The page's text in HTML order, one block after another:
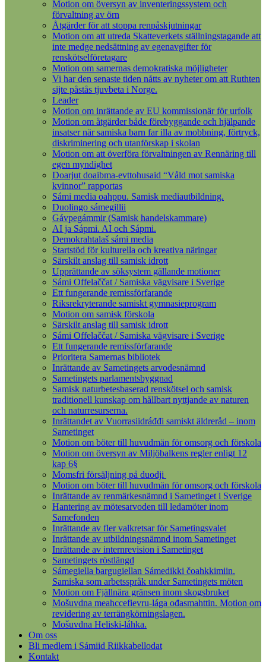
Motion om översyn av inventeringssystem och
förvaltning av örn
Åtgärder för att stoppa renpåskjutningar
Motion om att utreda Skatteverkets ställningstagande att
inte medge nedsättning av egenavgifter för
renskötselföretagare
Motion om samernas demokratiska möjligheter
Vi har den senaste tiden nåtts av nyheter om att Ruthten
sijte påstås tjuvbeta i Norge.
Leader
Motion om inrättande av EU kommissionär för urfolk
Motion om åtgärder både förebyggande och hjälpande
insatser när samiska barn far illa av mobbning, förtryck,
diskriminering och utanförskap i skolan
Motion om att överföra förvaltningen av Rennäring till
egen myndighet
Doarjut doaibma-evttohusaid “Våld mot samiska
kvinnor” rapportas
Sámi media oahppu. Samisk mediautbildning.
Duolingo sámegillii
Gávpegámmir (Samisk handelskammare)
AI ja Sápmi. AI och Sápmi.
Demokrahtalaš sámi media
Startstöd för kulturella och kreativa näringar
Särskilt anslag till samisk idrott
Upprättande av söksystem gällande motioner
Sámi Offelaččat / Samiska vägvisare i Sverige
Ett fungerande remissförfarande
Riksrekryterande samiskt gymnasieprogram
Motion om samisk förskola
Särskilt anslag till samisk idrott
Sámi Offelaččat / Samiska vägvisare i Sverige
Ett fungerande remissförfarande
Prioritera Samernas bibliotek
Inrättande av Sametingets arvodesnämnd
Sametingets parlamentsbyggnad
Samisk naturbetesbaserad renskötsel och samisk
traditionell kunskap om hållbart nyttjande av naturen
och naturresurserna.
Inrättandet av Vuorrasiidráđđi samiskt äldreråd – inom
Sametinget
Motion om böter till huvudmän för omsorg och förskola
Motion om översyn av Miljöbalkens regler enligt 12
kap 6§
Momsfri försäljning på duodji
Motion om böter till huvudmän för omsorg och förskola
Inrättande av renmärkesnämnd i Sametinget i Sverige
Hantering av mötesarvoden till ledamöter inom
Samefonden
Inrättande av fler valkretsar för Sametingsvalet
Inrättande av utbildningsnämnd inom Sametinget
Inrättande av internrevision i Sametinget
Sametingets röstlängd
Sámegiella bargugiellan Sámedikki čoahkkimiin.
Samiska som arbetsspråk under Sametingets möten
Motion om Fjällnära gränsen inom skogsbruket
Mošuvdna meahccefievru-lága ođasmahttin. Motion om
revidering av terrängkörningslagen.
Mošuvdna Heliski-láhka.
Om oss
Bli medlem i Sámiid Riikkabellodat
Kontakt